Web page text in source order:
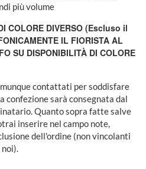
più volume
COLORE DIVERSO (Escluso il
IL FIORISTA AL
SU DISPONIBILITÀ DI COLORE
contattati per soddisfare
confezione sarà consegnata dal
Quanto sopra fatte salve
inserire nel campo note,
dell'ordine (non vincolanti